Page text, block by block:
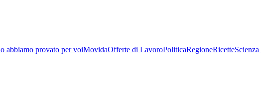
abbiamo provato per voiMovidaOfferte di LavoroPoliticaRegioneRicette